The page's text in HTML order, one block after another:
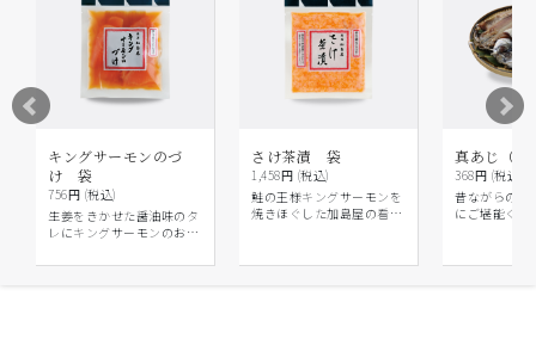
キングサーモンのづ
け 袋
756円 (税込)
生姜をきかせた醤油味のタ
レにキングサーモンのお刺
さけ茶漬 袋
1,458円 (税込)
鮭の王様キングサーモンを
焼きほぐした加島屋の看板
真あじ（天
368円 (税込)
昔ながらの干
にご堪能くだ